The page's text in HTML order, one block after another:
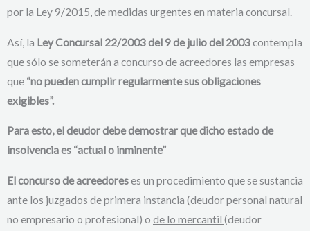
por la Ley 9/2015, de medidas urgentes en materia concursal.
Así, la Ley Concursal 22/2003 del 9 de juliodel 2003contempla
que sólo se someterán a concurso de acreedores las empresas
que “no pueden cumplir regularmente sus obligaciones
exigibles”.
Para esto, el deudor debe demostrar que dicho estado de
insolvencia es “actual o inminente”
El concurso de acreedoreses un procedimiento que se sustancia
ante los juzgados de primera instancia (deudor personal natural
no empresario o profesional) o de lo mercantil (deudor